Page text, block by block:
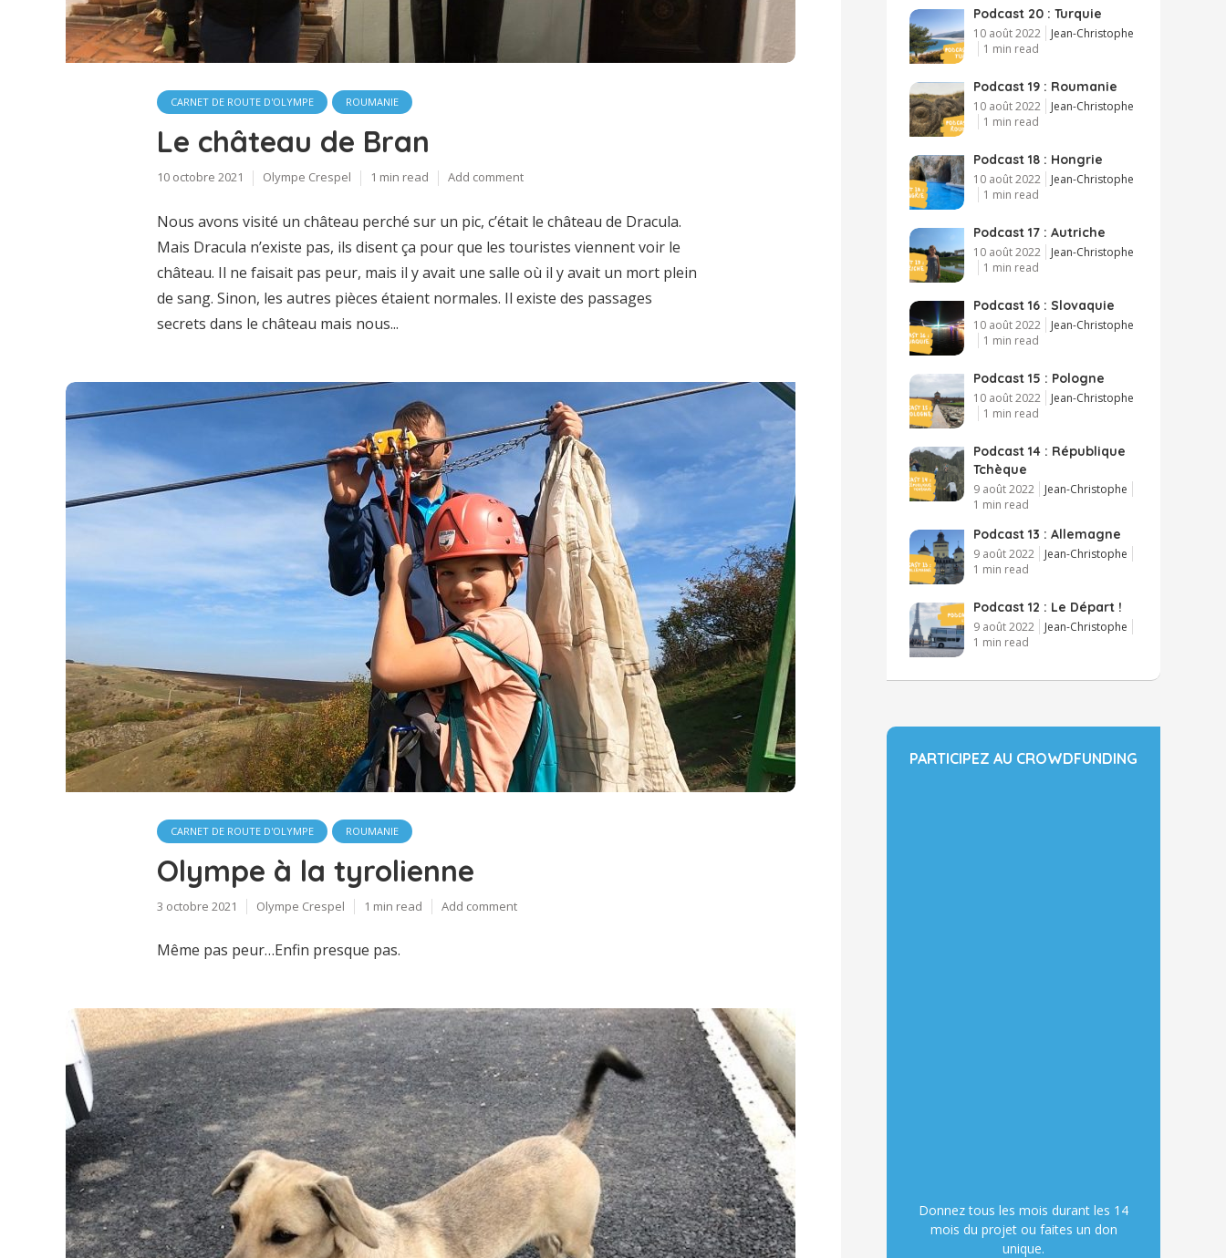
CARNET DE ROUTE D'OLYMPE ROUMANIE
Le château de Bran
10 octobre 2021 Olympe Crespel 1 min read Add comment
Nous avons visité un château perché sur un pic, c’était le château de Dracula.
Mais Dracula n’existe pas, ils disent ça pour que les touristes viennent voir le
château. Il ne faisait pas peur, mais il y avait une salle où il y avait un mort plein
de sang. Sinon, les autres pièces étaient normales. Il existe des passages
secrets dans le château mais nous...
CARNET DE ROUTE D'OLYMPE ROUMANIE
Olympe à la tyrolienne
3 octobre 2021 Olympe Crespel 1 min read Add comment
Même pas peur…Enfin presque pas.
Podcast 20 : Turquie
10 août 2022
Jean-Christophe
1 min read
Podcast 19 : Roumanie
10 août 2022
Jean-Christophe
1 min read
Podcast 18 : Hongrie
10 août 2022
Jean-Christophe
1 min read
Podcast 17 : Autriche
10 août 2022
Jean-Christophe
1 min read
Podcast 16 : Slovaquie
10 août 2022
Jean-Christophe
1 min read
Podcast 15 : Pologne
10 août 2022
Jean-Christophe
1 min read
Podcast 14 : République
Tchèque
9 août 2022
Jean-Christophe
1 min read
Podcast 13 : Allemagne
9 août 2022
Jean-Christophe
1 min read
Podcast 12 : Le Départ !
9 août 2022
Jean-Christophe
1 min read
PARTICIPEZ AU CROWDFUNDING
Donnez tous les mois durant les 14
mois du projet ou faites un don
unique.